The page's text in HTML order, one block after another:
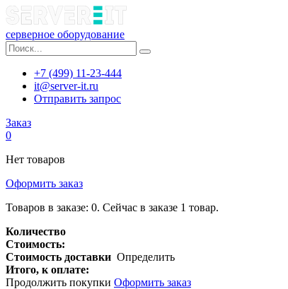
серверное оборудование
+7 (499) 11-23-444
it@server-it.ru
Отправить запрос
Заказ
0
Нет товаров
Оформить заказ
Товаров в заказе: 0. Сейчас в заказе 1 товар.
Количество
Стоимость:
Стоимость доставки Определить
Итого, к оплате:
Продолжить покупки Оформить заказ